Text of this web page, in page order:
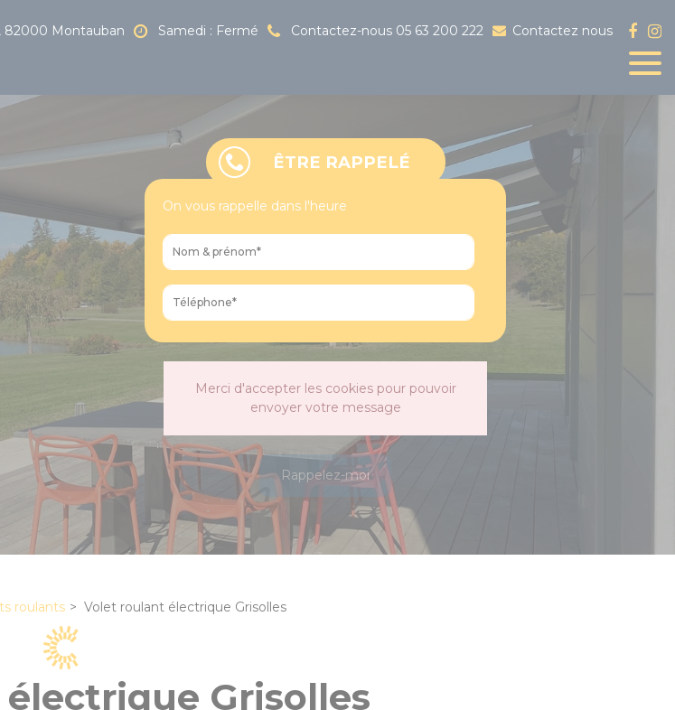
82000 Montauban Samedi : Fermé Contactez-nous 05 63 200 222 Contactez nous
ÊTRE RAPPELÉ
On vous rappelle dans l'heure
Merci d'accepter les cookies pour pouvoir
envoyer votre message
Rappelez-moi
roulants Volet roulant électrique Grisolles
Grisolles